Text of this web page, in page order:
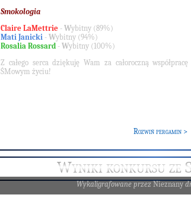
Smokologia
Claire LaMettrie - Wybitny (89%)
Mati Janicki - Wybitny (94%)
Rosalia Rossard - Wybitny (100%)
Z całego serca dziękuję Wam za całoroczną
ŚMowym życiu!
Rozwiń pergamin >
Wyniki konkursu ze
Wykaligrafowane przez Nieznany